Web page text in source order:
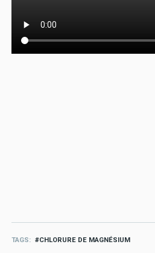
TAGS CHLORURE DE MAGNÉSIUM